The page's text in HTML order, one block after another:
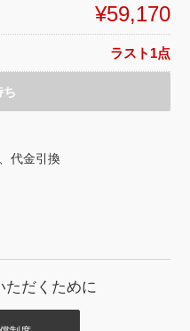
¥59,170
ラスト1点
ち
代金引換
ただくために